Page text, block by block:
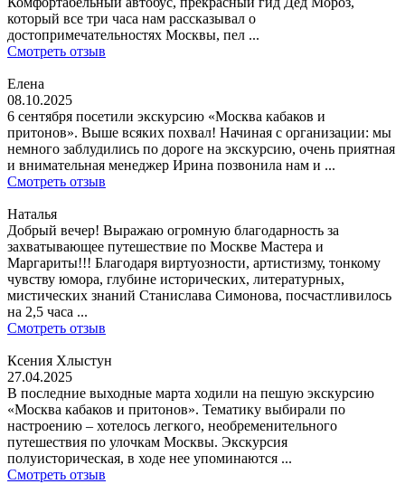
который все три часа нам рассказывал о
достопримечательностях Москвы, пел ...
Смотреть отзыв
Елена
08.10.2025
6 сентября посетили экскурсию «Москва кабаков и
притонов». Выше всяких похвал! Начиная с организации: мы
немного заблудились по дороге на экскурсию, очень приятная
и внимательная менеджер Ирина позвонила нам и ...
Смотреть отзыв
Наталья
Добрый вечер! Выражаю огромную благодарность за
захватывающее путешествие по Москве Мастера и
Маргариты!!! Благодаря виртуозности, артистизму, тонкому
чувству юмора, глубине исторических, литературных,
мистических знаний Станислава Симонова, посчастливилось
на 2,5 часа ...
Смотреть отзыв
Ксения Хлыстун
27.04.2025
В последние выходные марта ходили на пешую экскурсию
«Москва кабаков и притонов». Тематику выбирали по
настроению – хотелось легкого, необременительного
путешествия по улочкам Москвы. Экскурсия
полуисторическая, в ходе нее упоминаются ...
Смотреть отзыв